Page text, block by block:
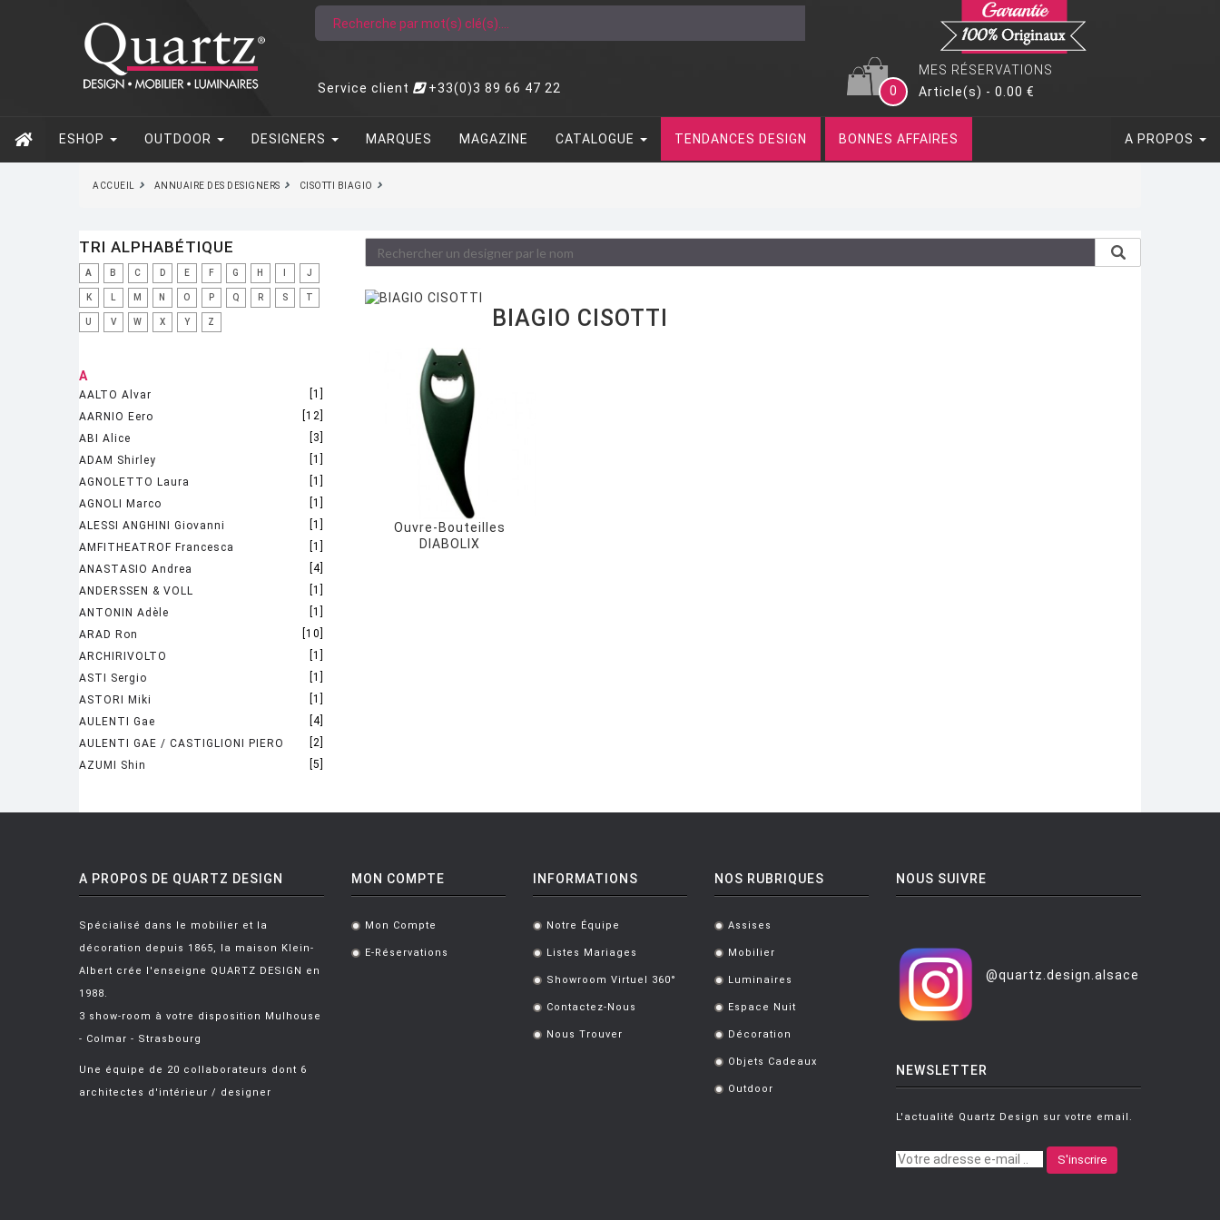
Service client +33(0)3 89 66 47 22
MES RÉSERVATIONS
0
Article(s) - 0.00 €
ESHOP OUTDOOR DESIGNERS MARQUES MAGAZINE CATALOGUE TENDANCES DESIGN BONNES AFFAIRES A PROPOS
ACCUEIL ANNUAIRE DES DESIGNERS CISOTTI BIAGIO
TRI ALPHABÉTIQUE
A B C D E F G H J
K M N O P Q R S T
U V W X Y Z
A
AALTO Alvar
[1]
AARNIO Eero
[12]
ABI Alice
[3]
ADAM Shirley
[1]
AGNOLETTO Laura
[1]
AGNOLI Marco
[1]
ALESSI ANGHINI Giovanni
[1]
AMFITHEATROF Francesca
[1]
ANASTASIO Andrea
[4]
ANDERSSEN & VOLL
[1]
ANTONIN Adèle
[1]
ARAD Ron
[10]
ARCHIRIVOLTO
[1]
ASTI Sergio
[1]
ASTORI Miki
[1]
AULENTI Gae
[4]
AULENTI GAE / CASTIGLIONI PIERO
[2]
AZUMI Shin
[5]
BIAGIO CISOTTI
Ouvre-Bouteilles
DIABOLIX
A PROPOS DE QUARTZ DESIGN
Spécialisé dans le mobilier et la
décoration depuis 1865, la maison Klein-
Albert crée l'enseigne QUARTZ DESIGN en
1988.
3 show-room à votre disposition Mulhouse
- Colmar - Strasbourg
Une équipe de 20 collaborateurs dont 6
architectes d'intérieur / designer
MON COMPTE
. Mon Compte
. E-Réservations
INFORMATIONS
. Notre Équipe
. Listes Mariages
. Showroom Virtuel 360°
. Contactez-Nous
. Nous Trouver
NOS RUBRIQUES
. Assises
. Mobilier
. Luminaires
. Espace Nuit
. Décoration
. Objets Cadeaux
. Outdoor
NOUS SUIVRE
@quartz.design.alsace
NEWSLETTER
L'actualité Quartz Design sur votre email.
S'inscrire